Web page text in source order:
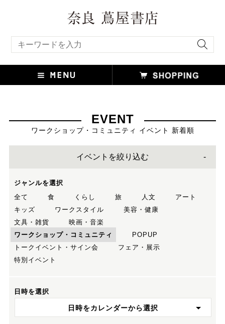
EVENT
ワークショップ・コミュニティ イベント 新着順
イベントを絞り込む
ジャンルを選択
全て
食 くらし 旅 人文
アート
キッズ
ワークスタイル
美容・健康
文具・雑貨
映画・音楽
ワークショップ・コミュニティ
POPUP
トークイベント・サイン会
フェア・展示
特別イベント
日時を選択
日時をカレンダーから選択